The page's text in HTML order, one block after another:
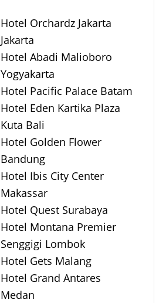
Hotel Orchardz Jakarta
Jakarta
Hotel Abadi Malioboro
Yogyakarta
Hotel Pacific Palace Batam
Hotel Eden Kartika Plaza
Kuta Bali
Hotel Golden Flower
Bandung
Hotel Ibis City Center
Makassar
Hotel Quest Surabaya
Hotel Montana Premier
Senggigi Lombok
Hotel Gets Malang
Hotel Grand Antares
Medan